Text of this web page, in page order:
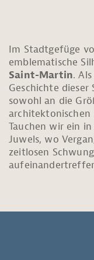
Im Stadtgefüge
emblematische
Saint-Martin.
Geschichte dieser
sowohl an die
architektonischen
Tauchen wir ein
Juwels, wo
zeitlosen